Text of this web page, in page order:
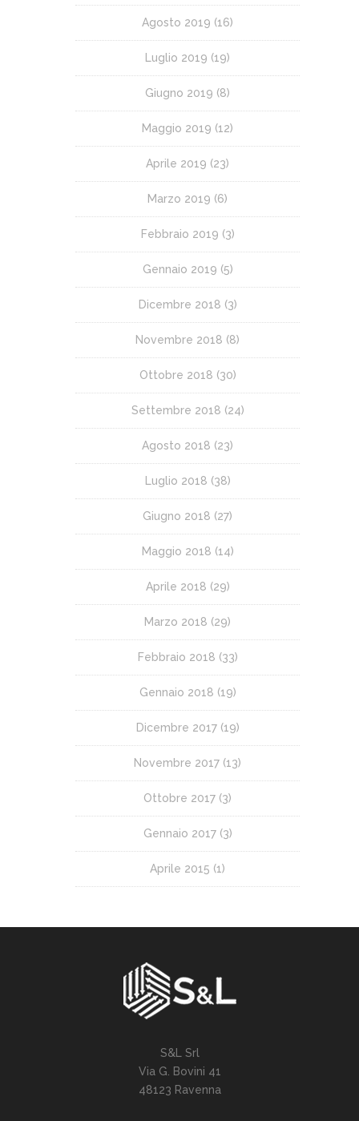
Agosto 2019 (16)
Luglio 2019 (19)
Giugno 2019 (8)
Maggio 2019 (12)
Aprile 2019 (23)
Marzo 2019 (6)
Febbraio 2019 (3)
Gennaio 2019 (5)
Dicembre 2018 (3)
Novembre 2018 (8)
Ottobre 2018 (30)
Settembre 2018 (24)
Agosto 2018 (23)
Luglio 2018 (38)
Giugno 2018 (27)
Maggio 2018 (14)
Aprile 2018 (29)
Marzo 2018 (29)
Febbraio 2018 (33)
Gennaio 2018 (19)
Dicembre 2017(19)
Novembre 2017 (13)
Ottobre 2017 (3)
Gennaio 2017(3)
Aprile 2015 (1)
S&L Srl
Via G. Bovini 41
48123 Ravenna